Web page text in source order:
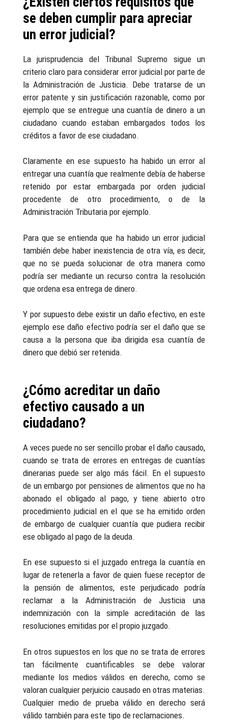
se deben cumplir para apreciar
un error judicial?
La jurisprudencia del Tribunal Supremo sigue un
criterio claro para considerar error judicial por parte de
la Administración de Justicia. Debe tratarse de un
error patente y sin justificación razonable, como por
ejemplo que se entregue una cuantía de dinero a un
ciudadano cuando estaban embargados todos los
créditos a favor de ese ciudadano.
Claramente en ese supuesto ha habido un error al
entregar una cuantía que realmente debía de haberse
retenido por estar embargada por orden judicial
procedente de otro procedimiento, o de la
Administración Tributaria por ejemplo.
Para que se entienda que ha habido un error judicial
también debe haber inexistencia de otra vía, es decir,
que no se pueda solucionar de otra manera como
podría ser mediante un recurso contra la resolución
que ordena esa entrega de dinero.
Y por supuesto debe existir un daño efectivo, en este
ejemplo ese daño efectivo podría ser el daño que se
causa a la persona que iba dirigida esa cuantía de
dinero que debió ser retenida.
¿Cómo acreditar un daño
efectivo causado a un
ciudadano?
A veces puede no ser sencillo probar el daño causado,
cuando se trata de errores en entregas de cuantías
dinerarias puede ser algo más fácil. En el supuesto
de un embargo por pensiones de alimentos que no ha
abonado el obligado al pago, y tiene abierto otro
procedimiento judicial en el que se ha emitido orden
de embargo de cualquier cuantía que pudiera recibir
ese obligado al pago de la deuda.
En ese supuesto si el juzgado entrega la cuantía en
lugar de retenerla a favor de quien fuese receptor de
la pensión de alimentos, este perjudicado podría
reclamar a la Administración de Justicia una
indemnización con la simple acreditación de las
resoluciones emitidas por el propio juzgado.
En otros supuestos en los que no se trata de errores
tan fácilmente cuantificables se debe valorar
mediante los medios válidos en derecho, como se
valoran cualquier perjuicio causado en otras materias.
Cualquier medio de prueba válido en derecho será
válido también para este tipo de reclamaciones.